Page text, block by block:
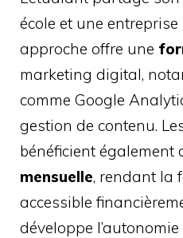
école et une
approche offre une
marketing digital,
comme Google
gestion de contenu.
bénéficient également
mensuelle, rendant la
accessible
développe